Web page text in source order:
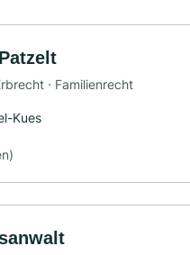
· Familienrecht
Kues